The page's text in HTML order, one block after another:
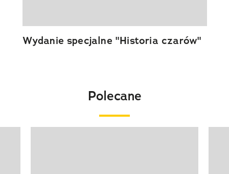
Wydanie specjalne "Historia czarów"
Polecane